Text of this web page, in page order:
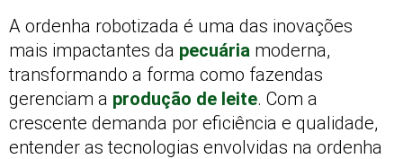
A ordenha robotizada é uma das inovações
mais impactantes da pecuária moderna,
transformando a forma como fazendas
gerenciam a produção de leite. Com a
crescente demanda por eficiência e qualidade,
entender as tecnologias envolvidas na ordenha